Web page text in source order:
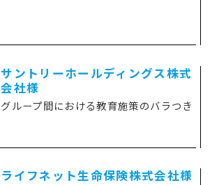
サントリーホールディングス株式
会社様
グループ間における教育施策のバラつき
ライフネット生命保険株式会社様